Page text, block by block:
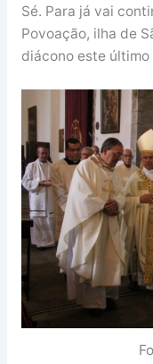
Sé. Para já vai
Povoação, ilha de
diácono este último